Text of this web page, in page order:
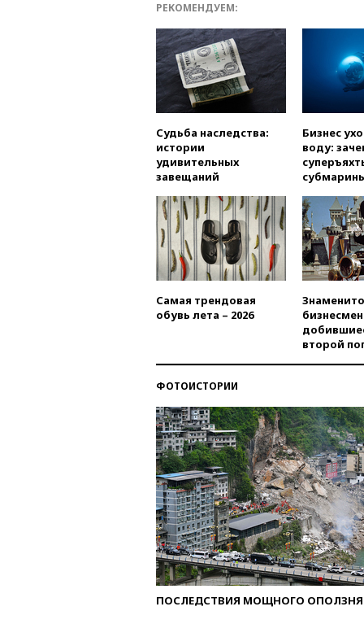
РЕКОМЕНДУЕМ:
Судьба наследства:
истории
удивительных
завещаний
Бизнес
воду:
Самая трендовая
обувь лета – 2026
второй
ФОТОИСТОРИИ
ПОСЛЕДСТВИЯ МОЩНОГО ОПОЛЗНЯ